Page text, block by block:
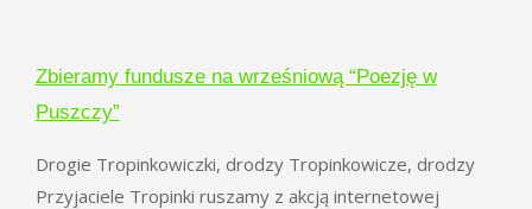
w
Puszczy
Zbieramy fundusze na wrześniową “Poezję w
Puszczy”
Drogie Tropinkowiczki, drodzy Tropinkowicze, drodzy
Przyjaciele Tropinki ruszamy z akcją internetowej